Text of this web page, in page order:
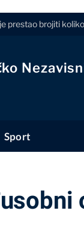
prestao brojiti
Sport